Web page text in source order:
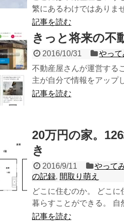
繁にあるわけではありま
記事を読む
きっと将来の不
2016/10/31
やっ
不動産屋さんが運営する
主が自分で情報をアップ
記事を読む
20万円の家。
き
2016/9/11 やって
の記録, 間取り萌え
どこに住むのか。 どこ
暮らすことができる。 自
記事を読む